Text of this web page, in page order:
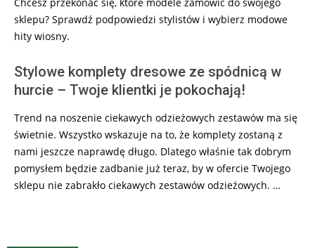
sklepu? Sprawdź podpowiedzi stylistów i wybierz modowe
hity wiosny.
Stylowe komplety dresowe ze spódnicą w
hurcie – Twoje klientki je pokochają!
Trend na noszenie ciekawych odzieżowych zestawów ma się
świetnie. Wszystko wskazuje na to, że komplety zostaną z
nami jeszcze naprawdę długo. Dlatego właśnie tak dobrym
pomysłem będzie zadbanie już teraz, by w ofercie Twojego
sklepu nie zabrakło ciekawych zestawów odzieżowych. …